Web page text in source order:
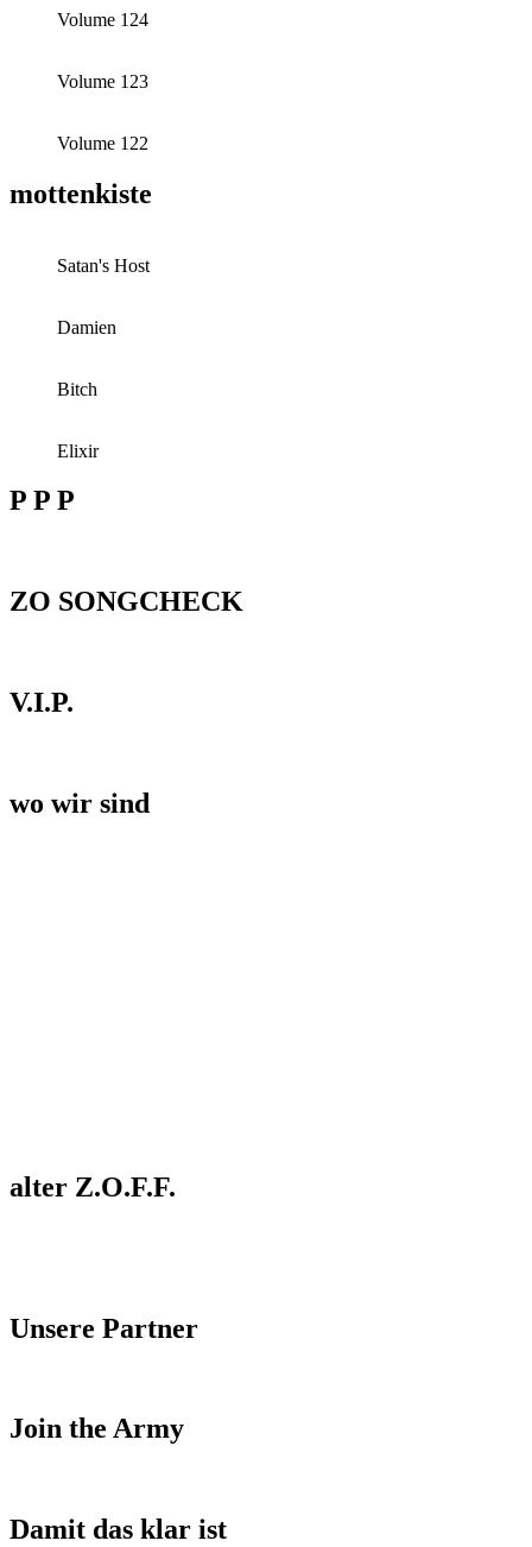
Volume 124
Volume 123
Volume 122
mottenkiste
Satan's Host
Damien
Bitch
Elixir
P P P
ZO SONGCHECK
V.I.P.
wo wir sind
alter Z.O.F.F.
Unsere Partner
Join the Army
Damit das klar ist